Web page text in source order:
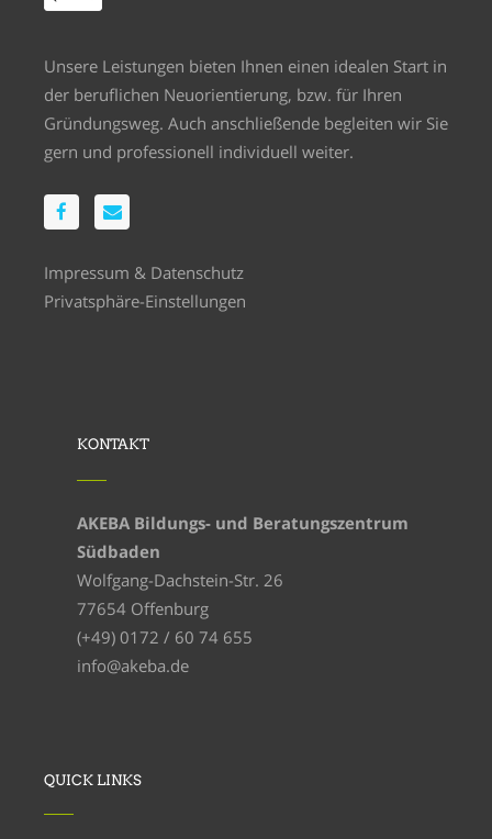
Unsere Leistungen bieten Ihnen einen idealen Start in
der beruflichen Neuorientierung, bzw. für Ihren
Gründungsweg. Auch anschließende begleiten wir Sie
gern und professionell individuell weiter.
Impressum & Datenschutz
Privatsphäre-Einstellungen
KONTAKT
AKEBA Bildungs- und Beratungszentrum
Südbaden
Wolfgang-Dachstein-Str. 26
77654 Offenburg
(+49) 0172 / 60 74 655
info@akeba.de
QUICK LINKS